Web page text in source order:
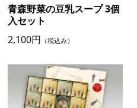
青森野菜の豆乳スープ 3個
入セット
2,100円 （税込み）